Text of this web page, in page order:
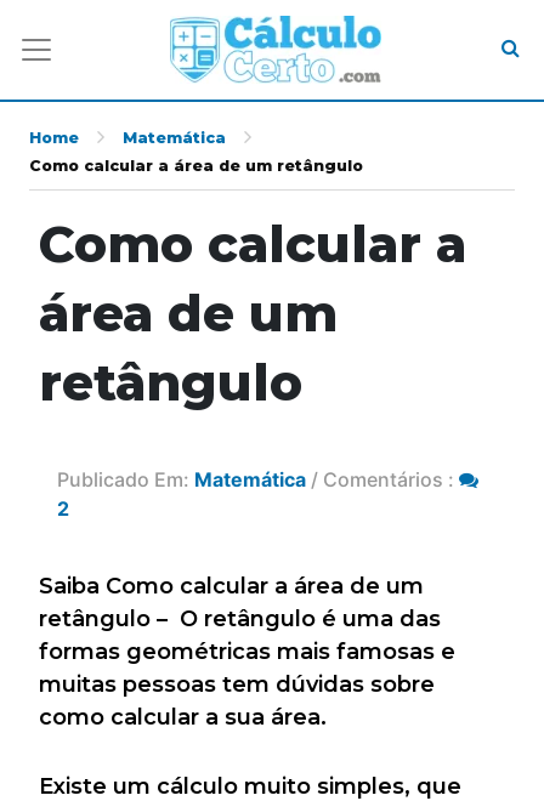
Home
Matemática
Como calcular a área de um retângulo
Como calcular a
área de um
retângulo
Publicado Em: Matemática / Comentários :
2
Saiba Como calcular a área de um
retângulo – O retângulo é uma das
formas geométricas mais famosas e
muitas pessoas tem dúvidas sobre
como calcular a sua área.
Existe um cálculo muito simples, que